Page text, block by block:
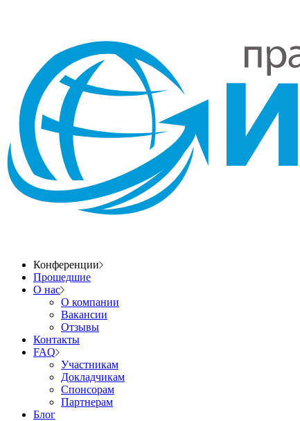
Конференции
Прошедшие
О нас
О компании
Вакансии
Отзывы
Контакты
FAQ
Участникам
Докладчикам
Спонсорам
Партнерам
Блог